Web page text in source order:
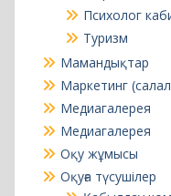
Медиагалерея
Медиагалерея
Оқу жұмысы
Оқуға түсушілер
Қабылдау
Құжаттар тізімі
Тарих
Туризм